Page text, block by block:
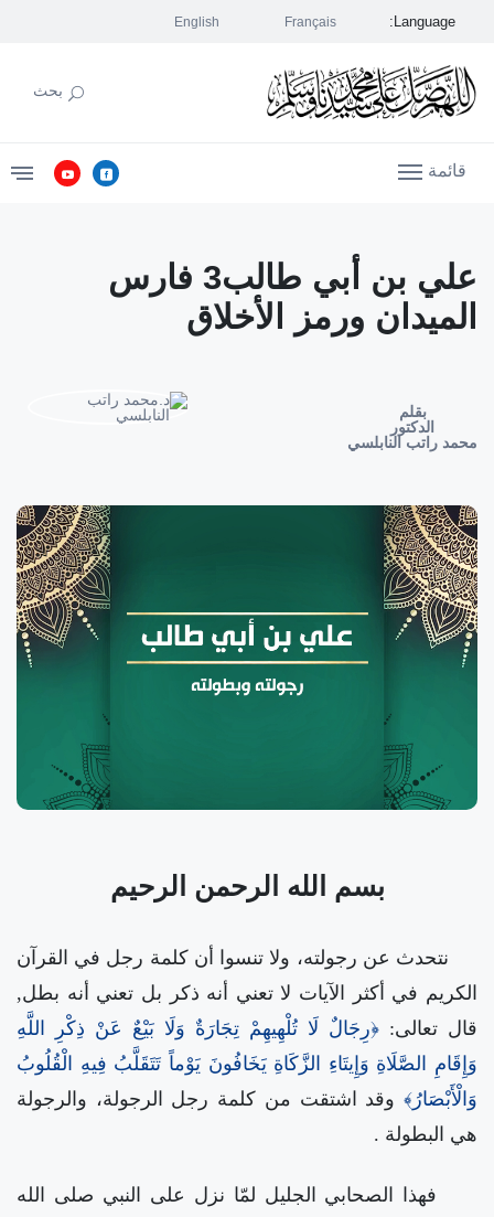
Language:
English Français
بحث
قائمة
علي بن أبي طالب3 فارس
الميدان ورمز الأخلاق
بقلم
الدكتور
محمد راتب النابلسي
بسم الله الرحمن الرحيم
نتحدث عن رجولته، ولا تنسوا أن كلمة رجل في القرآن
الكريم في أكثر الآيات لا تعني أنه ذكر بل تعني أنه بطل,
قال تعالى: ﴿رِجَالٌ لَا تُلْهِيهِمْ تِجَارَةٌ وَلَا بَيْعٌ عَنْ ذِكْرِ اللَّهِ
وَإِقَامِ الصَّلَاةِ وَإِيتَاءِ الزَّكَاةِ يَخَافُونَ يَوْماً تَتَقَلَّبُ فِيهِ الْقُلُوبُ
وَالْأَبْصَارُ﴾ وقد اشتقت من كلمة رجل الرجولة، والرجولة
هي البطولة .
فهذا الصحابي الجليل لمّا نزل على النبي صلى الله